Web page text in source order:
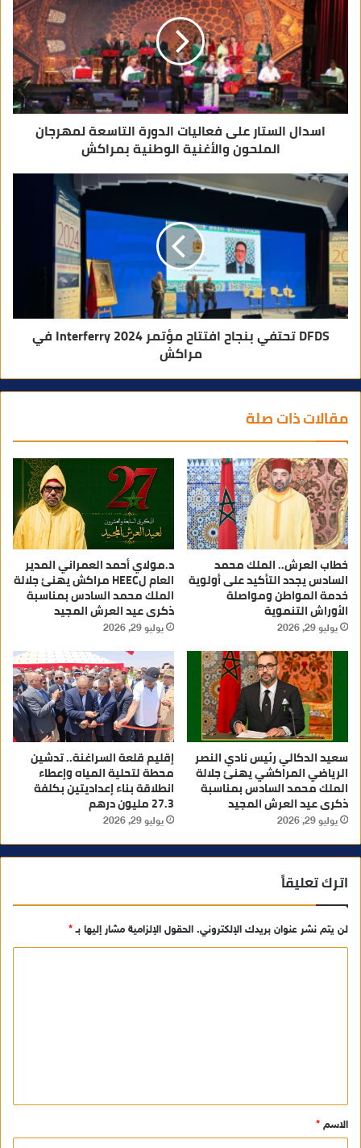
ي
اسدال الستار على فعاليات الدورة التاسعة لمهرجان
الملحون والأغنية الوطنية بمراكش
DFDS تحتفي بنجاح افتتاح مؤتمر Interferry 2024 في
مراكش
مقالات ذات صلة
خطاب العرش.. الملك محمد
السادس يجدد التأكيد على أولوية
خدمة المواطن ومواصلة
الأوراش التنموية
يوليو 29, 2026
د.مولاي أحمد العمراني المدير
العام لHEEC مراكش يهنئ جلالة
الملك محمد السادس بمناسبة
ذكرى عيد العرش المجيد
يوليو 29, 2026
سعيد الدكالي رئيس نادي النصر
الرياضي المراكشي يهنئ جلالة
الملك محمد السادس بمناسبة
ذكرى عيد العرش المجيد
يوليو 29, 2026
إقليم قلعة السراغنة.. تدشين
محطة لتحلية المياه وإعطاء
انطلاقة بناء إعداديتين بكلفة
27.3 مليون درهم
يوليو 29, 2026
اترك تعليقاً
لن يتم نشر عنوان بريدك الإلكتروني. الحقول الإلزامية مشار إليها بـ*
ق
*
الاسم *